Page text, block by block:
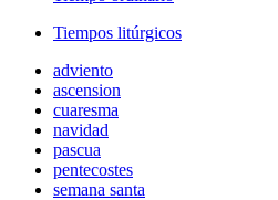
Tiempos litúrgicos
adviento
ascension
cuaresma
navidad
pascua
pentecostes
semana santa